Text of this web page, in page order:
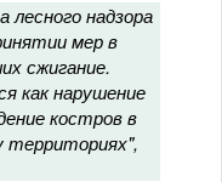
надзора
мер в
сжигание.
как нарушение
костров в
территориях",